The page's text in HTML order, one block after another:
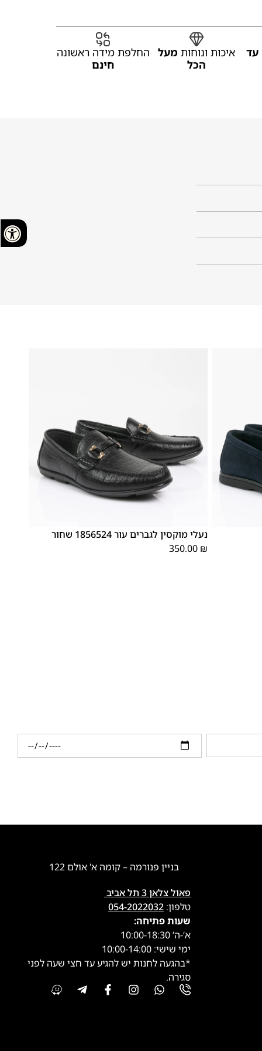
עד איכות ונוחות מעל
הכל
החלפת מידה ראשונה
חינם
נעלי מוקסין לגברים עור 1856524 שחור
350.00 ₪
בניין פנורמה – קומה א' אולם 122
פאול צלאן 3 תל אביב
טלפון: 054-2022032
שעות פתיחה:
א’-ה’ 10:00-18:30
ימי שישי: 10:00-14:00
*בהגעה לחנות יש להגיע עד חצי שעה לפני
סגירה.